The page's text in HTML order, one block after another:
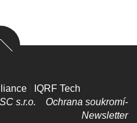
IQRF Tech
s.r.o. Ochrana soukromí­
Newsletter